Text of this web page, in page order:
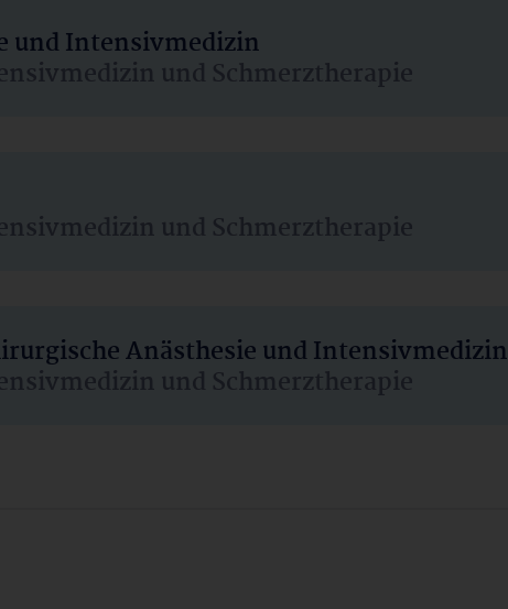
und Intensivmedizin
und Schmerztherapie
und Schmerztherapie
Anästhesie und Intensivmedizin
und Schmerztherapie